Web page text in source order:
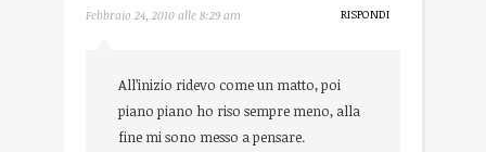
Febbraio 24, 2010 alle 8:29 am
All’inizio ridevo come un matto, poi
piano piano ho riso sempre meno, alla
fine mi sono messo a pensare.
RISPONDI